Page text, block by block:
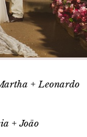
+ Leonardo
+ João